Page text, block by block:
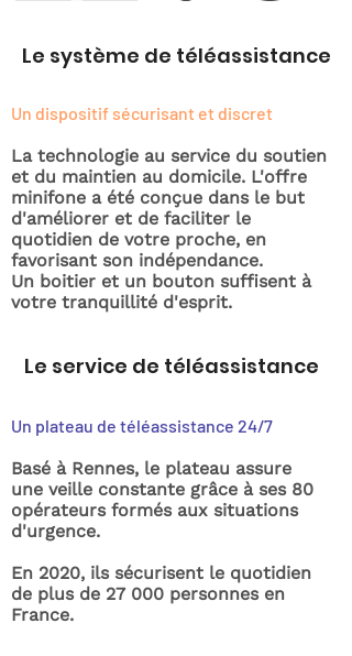
Le système de téléassistance
Un dispositif sécurisant et discret
La technologie au service du soutien
et du maintien au domicile. L'offre
minifone a été conçue dans le but
d'améliorer et de faciliter le
quotidien de votre proche, en
favorisant son indépendance.
Un boitier et un bouton suffisent à
votre tranquillité d'esprit.
Le service de téléassistance
Un plateau de téléassistance 24/7
Basé à Rennes, le plateau assure
une veille constante grâce à ses 80
opérateurs formés aux situations
d'urgence.
En 2020, ils sécurisent le quotidien
de plus de 27 000 personnes en
France.